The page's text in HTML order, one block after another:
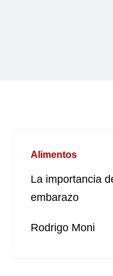
Alimentos
La importancia
embarazo
Rodrigo Moni